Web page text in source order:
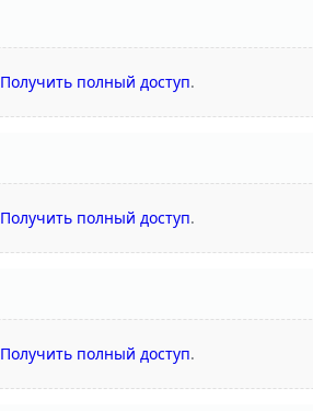
Получить полный доступ.
Получить полный доступ.
Получить полный доступ.